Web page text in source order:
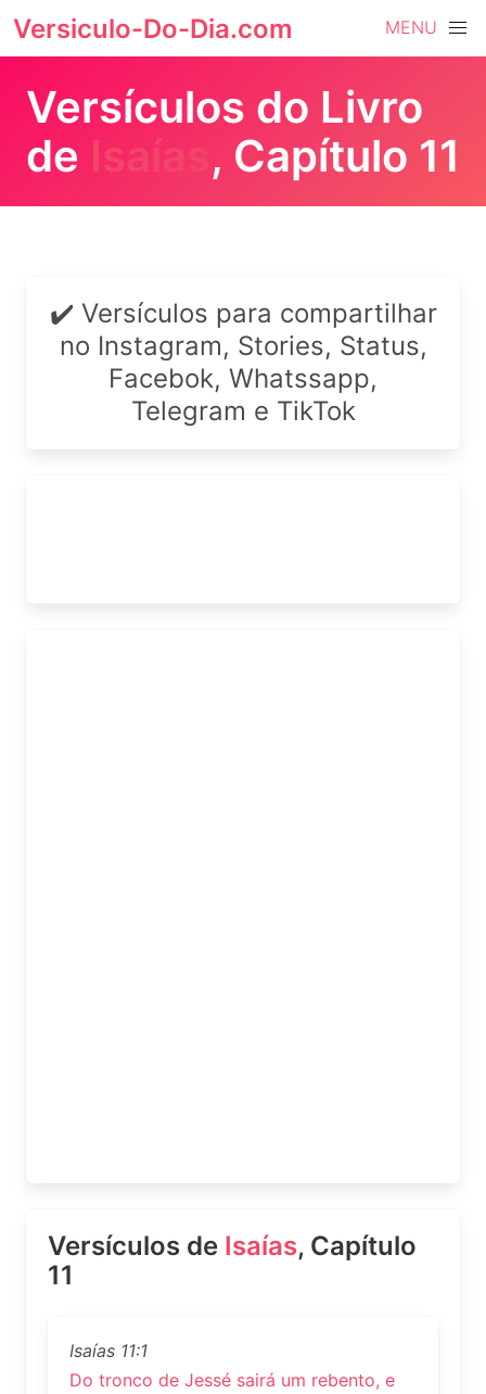
Versiculo-Do-Dia.com MENU
Versículos do Livro
de Isaías , Capítulo 11
✔️ Versículos para compartilhar
no Instagram, Stories, Status,
Facebok, Whatssapp,
Telegram e TikTok
Versículos de Isaías, Capítulo
11
Isaías 11:1
Do tronco de Jessé sairá um rebento, e